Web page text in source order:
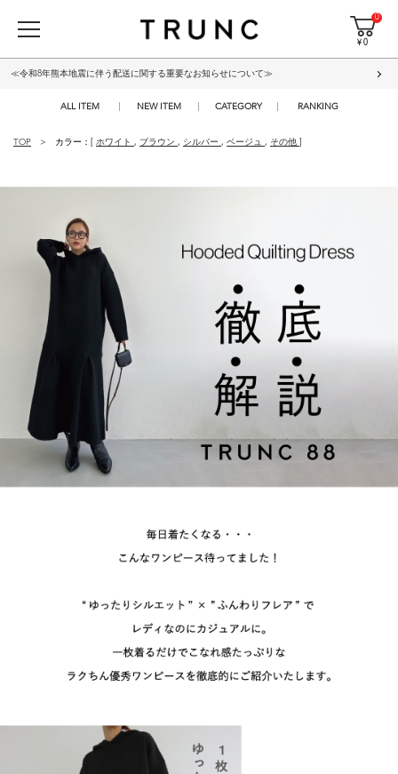
0
¥ 0
≪令和8年熊本地震に伴う配送に関する重要なお知らせについて≫
ALL ITEM NEW ITEM CATEGORY RANKING
TOP カラー：[ ホワイト , ブラウン , シルバー , ベージュ , その他